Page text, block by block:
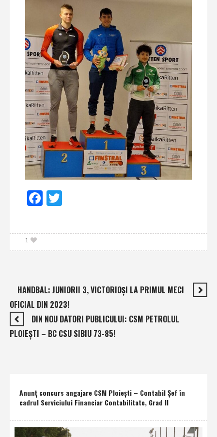
Facebook
1
HANDBAL: JUNIORII 3, VICTORIOŞI LA PRIMUL MECI
OFICIAL DIN 2023!
DIN NOU DATORI PUBLICULUI: CSM PETROLUL
PLOIEŞTI – BC CSU SIBIU 73-85!
Anunţ concurs angajare CSM Ploieşti – Contabil Şef în
cadrul Serviciului Financiar Contabilitate, Grad II